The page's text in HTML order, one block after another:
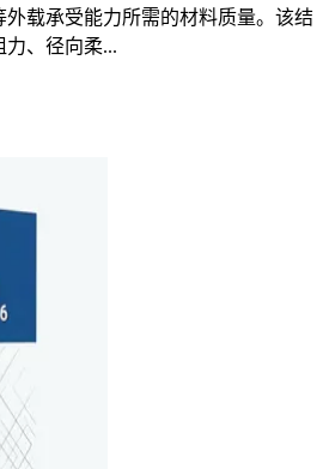
外载承受能力所需的材料质量。该结
、径向柔...